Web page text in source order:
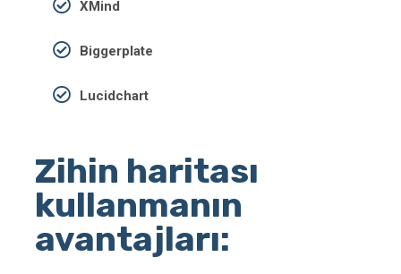
XMind
Biggerplate
Lucidchart
Zihin haritası
kullanmanın
avantajları: